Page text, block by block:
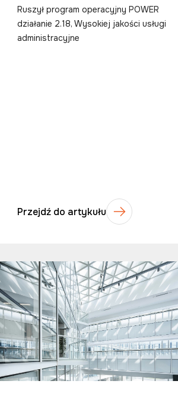
Ruszył program operacyjny POWER
działanie 2.18, Wysokiej jakości usługi
administracyjne
Przejdź do artykułu